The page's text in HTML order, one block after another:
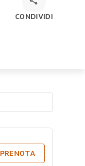
CONDIVIDI
PRENOTA